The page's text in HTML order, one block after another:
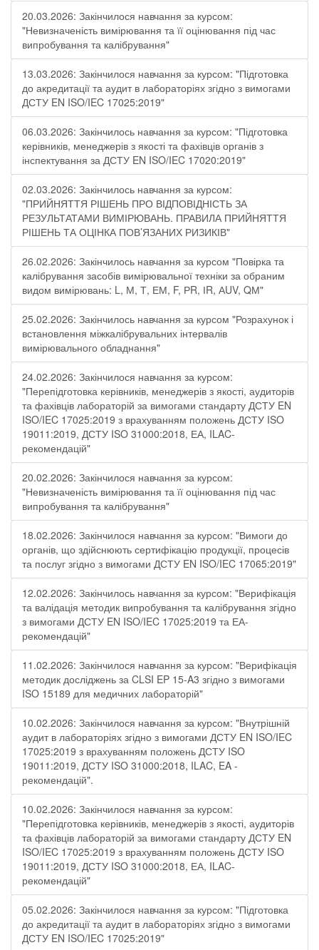
20.03.2026: Закінчилося навчання за курсом:
"Невизначеність вимірювання та її оцінювання під час
випробування та калібрування"
13.03.2026: Закінчилося навчання за курсом: "Підготовка
до акредитації та аудит в лабораторіях згідно з вимогами
ДСТУ EN ISO/IEC 17025:2019"
06.03.2026: Закінчилось навчання за курсом: "Підготовка
керівників, менеджерів з якості та фахівців органів з
інспектування за ДСТУ EN ISO/IEC 17020:2019"
02.03.2026: Закінчилось навчання за курсом:
"ПРИЙНЯТТЯ РІШЕНЬ ПРО ВІДПОВІДНІСТЬ ЗА
РЕЗУЛЬТАТАМИ ВИМІРЮВАНЬ. ПРАВИЛА ПРИЙНЯТТЯ
РІШЕНЬ ТА ОЦІНКА ПОВ’ЯЗАНИХ РИЗИКІВ"
26.02.2026: Закінчилось навчання за курсом "Повірка та
калібрування засобів вимірювальної техніки за обраним
видом вимірювань: L, М, Т, ЕМ, F, РR, ІR, АUV, QМ"
25.02.2026: Закінчилось навчання за курсом "Розрахунок і
встановлення міжкалібрувальних інтервалів
вимірювального обладнання"
24.02.2026: Закінчилося навчання за курсом:
"Перепідготовка керівників, менеджерів з якості, аудиторів
та фахівців лабораторій за вимогами стандарту ДСТУ EN
ISO/IEC 17025:2019 з врахуванням положень ДСТУ ISO
19011:2019, ДСТУ ISO 31000:2018, ЕА, ILAC-
рекомендацій"
20.02.2026: Закінчилося навчання за курсом:
"Невизначеність вимірювання та її оцінювання під час
випробування та калібрування"
18.02.2026: Закінчилося навчання за курсом: "Вимоги до
органів, що здійснюють сертифікацію продукції, процесів
та послуг згідно з вимогами ДСТУ EN ISO/IEC 17065:2019"
12.02.2026: Закінчилось навчання за курсом: "Верифікація
та валідація методик випробування та калібрування згідно
з вимогами ДСТУ EN ISO/IEC 17025:2019 та ЕА-
рекомендацій"
11.02.2026: Закінчилося навчання за курсом: "Верифікація
методик досліджень за CLSI EP 15-A3 згідно з вимогами
ISO 15189 для медичних лабораторій"
10.02.2026: Закінчилося навчання за курсом: "Внутрішній
аудит в лабораторіях згідно з вимогами ДСТУ EN ISO/IEC
17025:2019 з врахуванням положень ДСТУ ISO
19011:2019, ДСТУ ISO 31000:2018, ILAC, EA -
рекомендацій".
10.02.2026: Закінчилося навчання за курсом:
"Перепідготовка керівників, менеджерів з якості, аудиторів
та фахівців лабораторій за вимогами стандарту ДСТУ EN
ISO/IEC 17025:2019 з врахуванням положень ДСТУ ISO
19011:2019, ДСТУ ISO 31000:2018, ЕА, ILAC-
рекомендацій"
05.02.2026: Закінчилося навчання за курсом: "Підготовка
до акредитації та аудит в лабораторіях згідно з вимогами
ДСТУ EN ISO/IEC 17025:2019"